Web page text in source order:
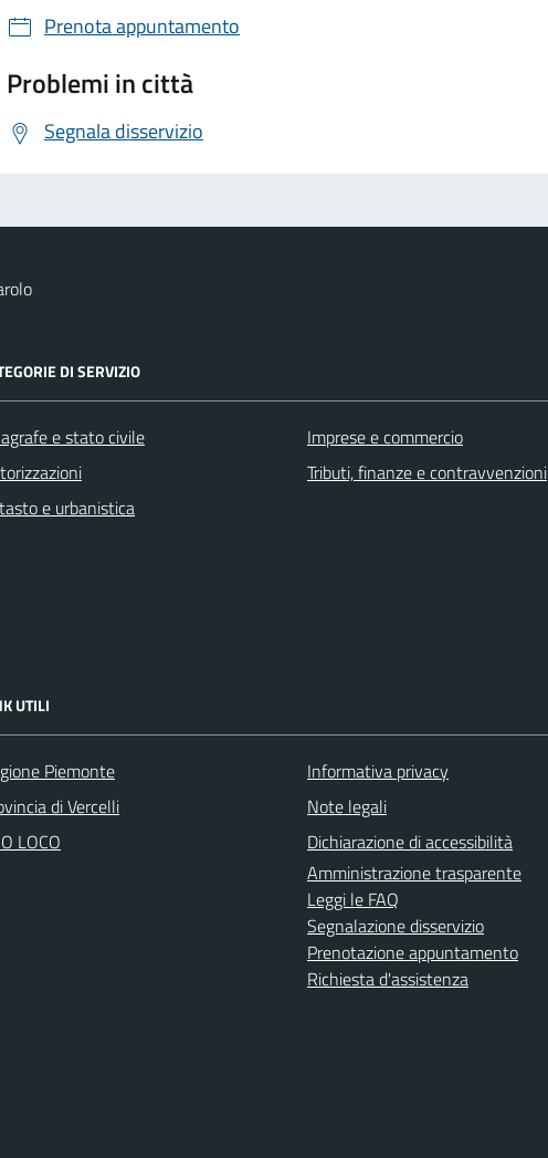
Prenota appuntamento
Problemi in città
Segnala disservizio
DI SERVIZIO
e stato civile
e urbanistica
Imprese e commercio
Tributi, finanze e contravvenzioni
UTILI
Piemonte
di Vercelli
LOCO
Informativa privacy
Note legali
Dichiarazione di accessibilità
Amministrazione trasparente
Leggi le FAQ
Segnalazione disservizio
Prenotazione appuntamento
Richiesta d'assistenza